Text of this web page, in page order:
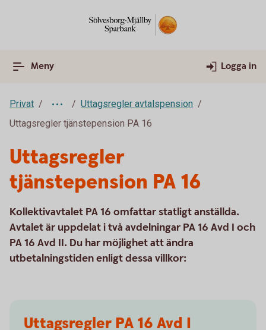
Meny Logga in
Privat
Uttagsregler avtalspension
Uttagsregler tjänstepension PA 16
Uttagsregler
tjänstepension PA 16
Kollektivavtalet PA 16 omfattar statligt anställda.
Avtalet är uppdelat i två avdelningar PA 16 Avd I och
PA 16 Avd II. Du har möjlighet att ändra
utbetalningstiden enligt dessa villkor:
Uttagsregler PA 16 Avd I